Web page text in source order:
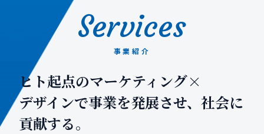
Services
事業紹介
ヒト起点のマーケティング×
デザインで事業を発展させ、社会に
貢献する。